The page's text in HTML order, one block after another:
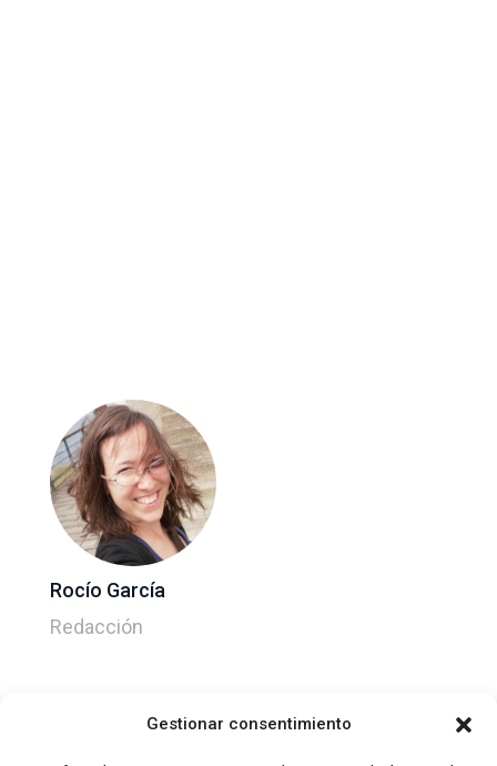
Gestionar consentimiento
Rocío García
Redacción